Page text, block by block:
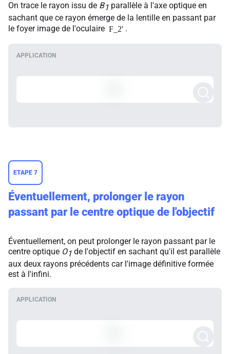
On trace le rayon issu de B1 parallèle à l'axe optique en
sachant que ce rayon émerge de la lentille en passant par
le foyer image de l'oculaire F_2' .
ETAPE 7
Éventuellement, prolonger le rayon
passant par le centre optique de l'objectif
Éventuellement, on peut prolonger le rayon passant par le
centre optique O1 de l'objectif en sachant qu'il est parallèle
aux deux rayons précédents car l'image définitive formée
est à l'infini.